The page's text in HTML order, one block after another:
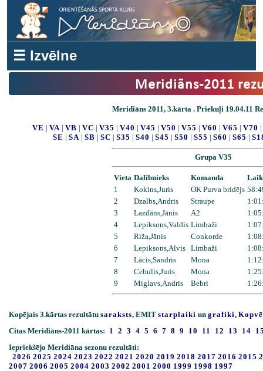
☰ Izvēlne
Meridiāns-2011
Meridiāns 2011, 3.kārta . Priekuļi 19.04.11
VE | VA | VB | VC | V35 | V40 | V45 | V50 | V55 | V60 | V65 | V70 |
SE | SA| SB | SC | S35 | S40 | S45 | S50 | S55 | S60 | S65 |
Grupa V35
Vieta Dalībnieks Komanda
1
Kokins,Juris OK Purva bridējs
2
Dzalbs,Andris Straupe
3
Lazdāns,Jānis A2
4
Lepiksons,Valdis Limbaži
5
Riža,Jānis Conkorde
6
Lepiksons,Alvis Limbaži
7
Lācis,Sandris Mona
8
Cebulis,Juris Mona
9
Miglavs,Andris Bebri
Kopējais 3.kārtas rezultātu saraksts, EMIT starplaiki un grafiki,
Citas Meridiāns-2011 kārtas: 1 2 3 4 5 6 7 8 9 10 11 12 13 14
Iepriekšējo Meridiāna sezonu rezultāti:
2026 2025 2024 2023 2022 2021 2020 2019 2018 2017 2016 2015
2007 2006 2005 2004 2003 2002 2001 2000 1999 1998 1997